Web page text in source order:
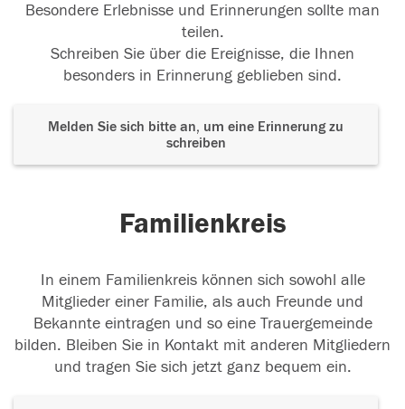
Besondere Erlebnisse und Erinnerungen sollte man
teilen.
Schreiben Sie über die Ereignisse, die Ihnen
besonders in Erinnerung geblieben sind.
Melden Sie sich bitte an, um eine Erinnerung zu
schreiben
Familienkreis
In einem Familienkreis können sich sowohl alle
Mitglieder einer Familie, als auch Freunde und
Bekannte eintragen und so eine Trauergemeinde
bilden. Bleiben Sie in Kontakt mit anderen Mitgliedern
und tragen Sie sich jetzt ganz bequem ein.